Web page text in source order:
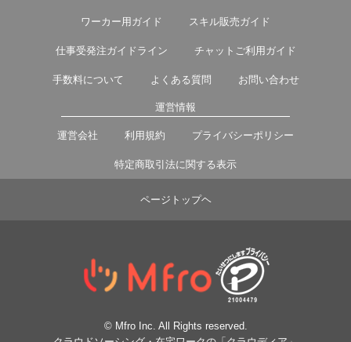
ワーカー用ガイド スキル販売ガイド
仕事受発注ガイドライン チャットご利用ガイド
手数料について よくある質問 お問い合わせ
運営情報
運営会社 利用規約 プライバシーポリシー
特定商取引法に関する表示
ページトップヘ
© Mfro Inc. All Rights reserved.